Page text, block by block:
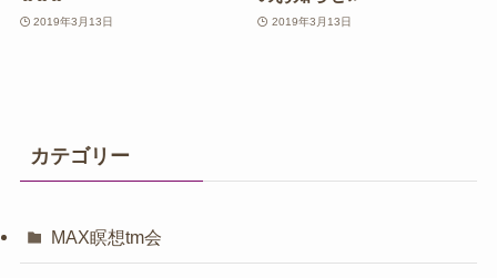
2019年3月13日 2019年3月13日
カテゴリー
MAX瞑想tm会